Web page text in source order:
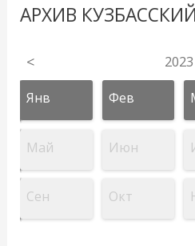
АРХИВ
< 2023
Янв Фев
Май Июн
Сен Окт